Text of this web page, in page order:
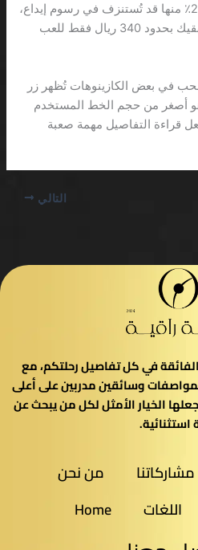
مكافأة ترحيبية، فاحسب أن 20٪ منها قد تُستنزف في رسوم إيداع،
و15٪ في ضرائب داخلية، ما يبقيك بحدود 340 ريال فقط للعب
في بعض الكازينوهات تُظهر زر
بخط حجم 8، وهو أصغر من حجم الخط المستخدم
قراءة التفاصيل مهمة صعبة
التالي
الفائقة في كل تفاصيل رحلتكم، مع
وسائقين مدربين على أعلى
الخيار الأمثل لكل من يبحث عن
استثنائية.
مشاركاتنا
من نحن
اللغات Home